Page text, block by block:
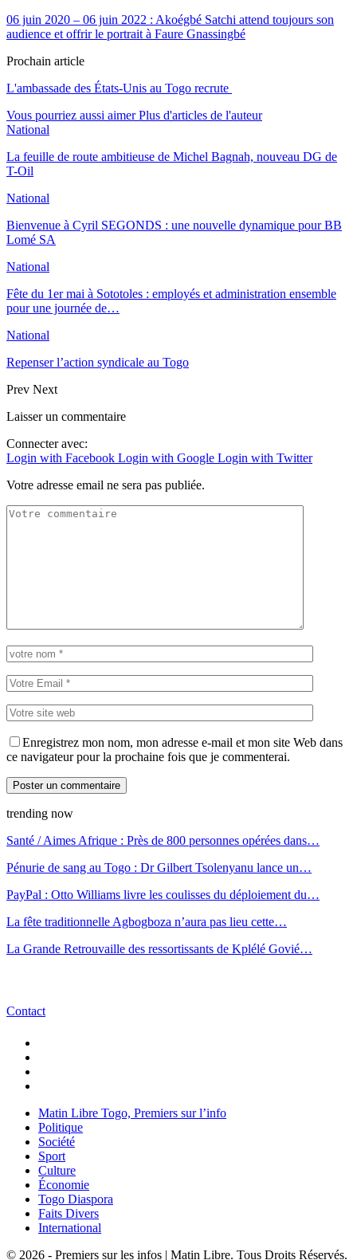
06 juin 2020 – 06 juin 2022 : Akoégbé Satchi attend toujours son
audience et offrir le portrait à Faure Gnassingbé
Prochain article
L'ambassade des États-Unis au Togo recrute
Vous pourriez aussi aimer Plus d'articles de l'auteur
National
La feuille de route ambitieuse de Michel Bagnah, nouveau DG de
T-Oil
National
Bienvenue à Cyril SEGONDS : une nouvelle dynamique pour BB
Lomé SA
National
Fête du 1er mai à Sototoles : employés et administration ensemble
pour une journée de…
National
Repenser l’action syndicale au Togo
Prev Next
Laisser un commentaire
Connecter avec:
Login with Facebook Login with Google Login with Twitter
Votre adresse email ne sera pas publiée.
Enregistrez mon nom, mon adresse e-mail et mon site Web dans
ce navigateur pour la prochaine fois que je commenterai.
trending now
Santé / Aimes Afrique : Près de 800 personnes opérées dans…
Pénurie de sang au Togo : Dr Gilbert Tsolenyanu lance un…
PayPal : Otto Williams livre les coulisses du déploiement du…
La fête traditionnelle Agbogboza n’aura pas lieu cette…
La Grande Retrouvaille des ressortissants de Kplélé Govié…
Contact
Matin Libre Togo, Premiers sur l’info
Politique
Société
Sport
Culture
Économie
Togo Diaspora
Faits Divers
International
© 2026 - Premiers sur les infos | Matin Libre. Tous Droits Réservés.